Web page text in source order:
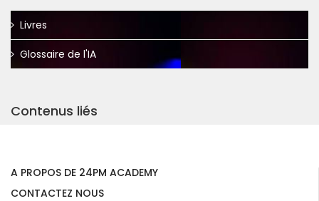
Livres
Glossaire de l'IA
Contenus liés
A PROPOS DE 24PM ACADEMY
CONTACTEZ NOUS